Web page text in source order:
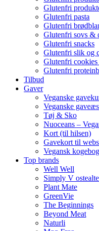
Glutenfri
Glutenfri pasta
Glutenfri
Glutenfri sovs &
Glutenfri snacks
Glutenfri slik og
Glutenfri
Glutenfri
Tilbud
Gaver
Veganske
Veganske
Tøj & Sko
Nuoceans –
Kort (til hilsen)
Gavekort til
Vegansk
Top brands
Well Well
Simply V
Plant Mate
GreenVie
The Beginnings
Beyond Meat
Naturli